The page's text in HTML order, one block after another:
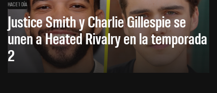
HACE 1 DÍA
Justice Smith y Charlie Gillespie se
unen a Heated Rivalry en la temporada
2